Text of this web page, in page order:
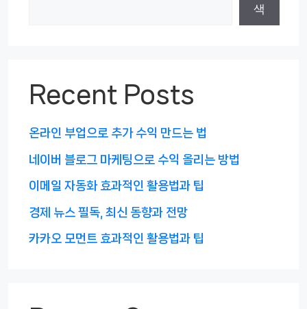
색
Recent Posts
온라인 부업으로 추가 수익 만드는 법
네이버 블로그 마케팅으로 수익 올리는 방법
이메일 자동화 효과적인 활용법과 팁
경제 뉴스 필독, 최신 동향과 전망
카카오 모먼트 효과적인 활용법과 팁